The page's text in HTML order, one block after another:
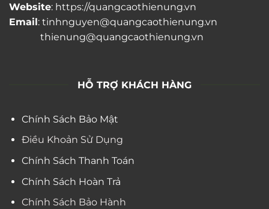
Website: https://quangcaothienung.vn
Email: tinhnguyen@quangcaothienung.vn
thienung@quangcaothienung.vn
HỖ TRỢ KHÁCH HÀNG
Chính Sách Bảo Mật
Điều Khoản Sử Dụng
Chính Sách Thanh Toán
Chính Sách Hoàn Trả
Chính Sách Bảo Hành